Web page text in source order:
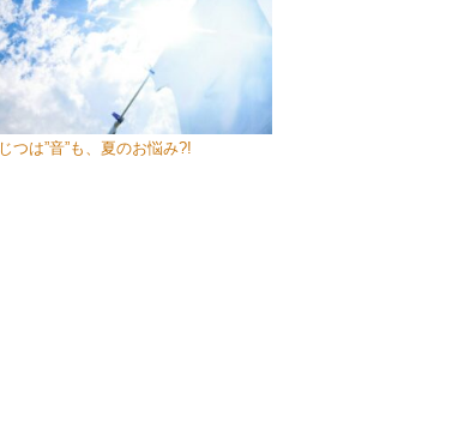
じつは”音”も、夏のお悩み?!